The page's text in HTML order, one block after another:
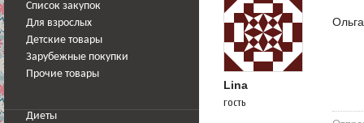
Список закупок
Для взрослых
Детские товары
Зарубежные покупки
Прочие товары
Диеты
Lina
гость